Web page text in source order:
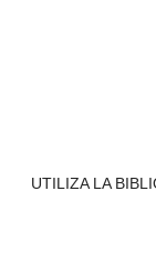
UTILIZA LA